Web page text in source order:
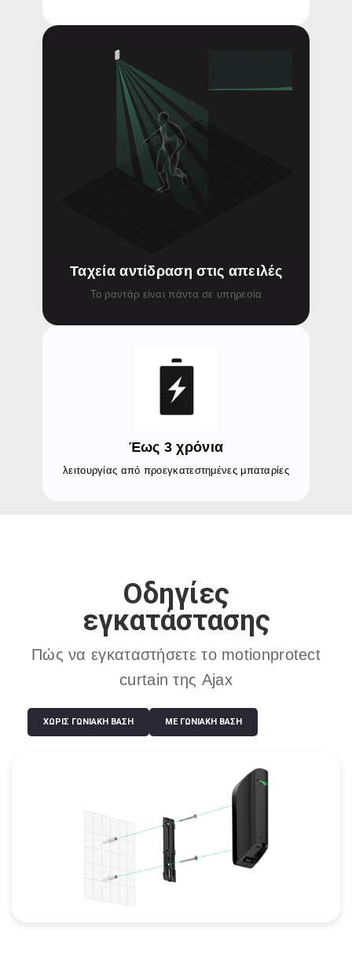
Ταχεία αντίδραση στις απειλές
Το ραντάρ είναι πάντα σε υπηρεσία
Έως 3 χρόνια
λειτουργίας από προεγκατεστημένες μπαταρίες
Οδηγίες
εγκατάστασης
Πώς να εγκαταστήσετε το motionprotect
curtain της Ajax
ΧΩΡΊΣ ΓΩΝΙΑΚΉ ΒΆΣΗ ΜΕ ΓΩΝΙΑΚΉ ΒΆΣΗ